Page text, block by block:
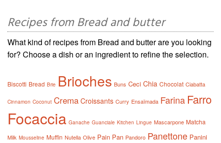
Recipes from Bread and butter
What kind of recipes from Bread and butter are you looking
for? Choose a dish or an ingredient to refine the selection.
Biscotti Bread Brie Brioches Buns Ceci Chia Chocolat Ciabatta
Cinnamon Coconut Crema Croissants Curry Ensaïmada Farina Farro
Focaccia Ganache Guanciale Kitchen Lingue Mascarpone Matcha
Milk Mousseline Muffin Nutella Olive Pain Pan Pandoro Panettone Panini